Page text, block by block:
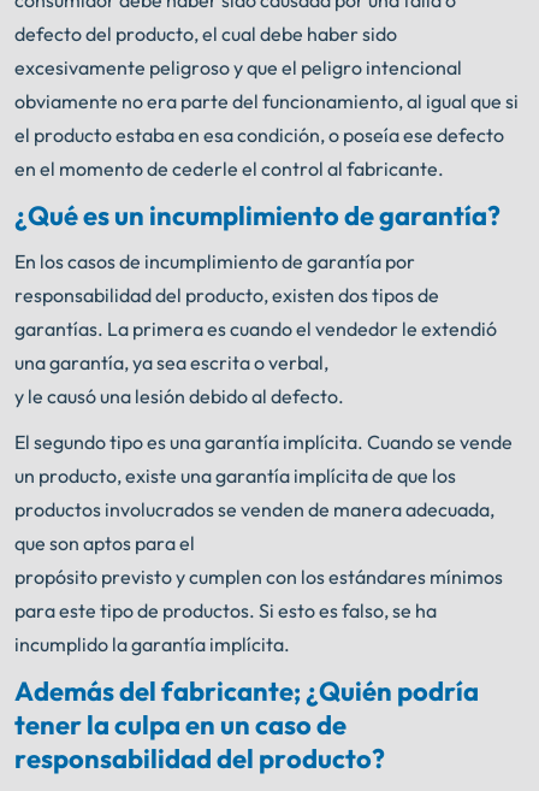
defecto del producto, el cual debe haber sido
excesivamente peligroso y que el peligro intencional
obviamente no era parte del funcionamiento, al igual que si
el producto estaba en esa condición, o poseía ese defecto
en el momento de cederle el control al fabricante.
¿Qué es un incumplimiento de garantía?
En los casos de incumplimiento de garantía por
responsabilidad del producto, existen dos tipos de
garantías. La primera es cuando el vendedor le extendió
una garantía, ya sea escrita o verbal,
y le causó una lesión debido al defecto.
El segundo tipo es una garantía implícita. Cuando se vende
un producto, existe una garantía implícita de que los
productos involucrados se venden de manera adecuada,
que son aptos para el
propósito previsto y cumplen con los estándares mínimos
para este tipo de productos. Si esto es falso, se ha
incumplido la garantía implícita.
Además del fabricante; ¿Quién podría
tener la culpa en un caso de
responsabilidad del producto?